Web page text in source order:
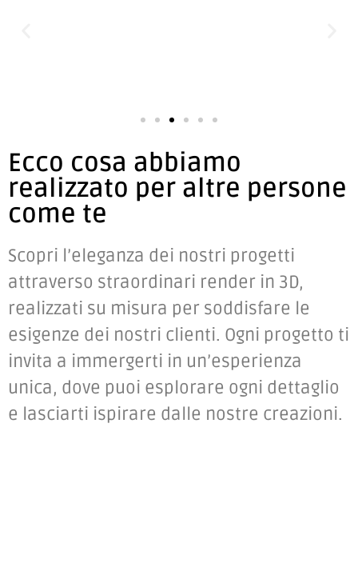
Ecco cosa abbiamo
realizzato per altre persone
come te
Scopri l’eleganza dei nostri progetti
attraverso straordinari render in 3D,
realizzati su misura per soddisfare le
esigenze dei nostri clienti. Ogni progetto ti
invita a immergerti in un’esperienza
unica, dove puoi esplorare ogni dettaglio
e lasciarti ispirare dalle nostre creazioni.